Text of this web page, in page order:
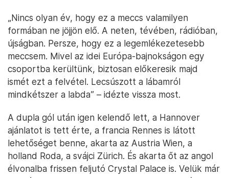
„Nincs olyan év, hogy ez a meccs valamilyen
formában ne jöjjön elő. A neten, tévében, rádióban,
újságban. Persze, hogy ez a legemlékezetesebb
meccsem. Mivel az idei Európa-bajnokságon egy
csoportba kerültünk, biztosan előkeresik majd
ismét ezt a felvétel. Lecsúszott a lábamról
mindkétszer a labda” – idézte vissza most.
A dupla gól után igen kelendő lett, a Hannover
ajánlatot is tett érte, a francia Rennes is látott
lehetőséget benne, akarta az Austria Wien, a
holland Roda, a svájci Zürich. És akarta őt az angol
élvonalba frissen feljutó Crystal Palace is. Velük már